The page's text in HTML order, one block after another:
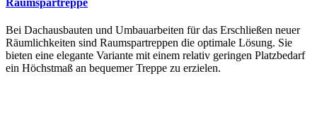
Raumspartreppe
Bei Dachausbauten und Umbauarbeiten für das Erschließen neuer
Räumlichkeiten sind Raumspartreppen die optimale Lösung. Sie
bieten eine elegante Variante mit einem relativ geringen Platzbedarf
ein Höchstmaß an bequemer Treppe zu erzielen.